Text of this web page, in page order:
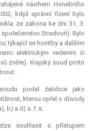
návrhem Honebního
když správní řízení bylo
ze zákona ke dni 31. 3.
Stradouň). Bylo
týkající se honitby a dalšími
elektrickým vedením či
zvěře). Krajský soud proto
podal žalobce jako
kterou opřel o důvody
b) a d) s. ř. s.
souhlasit s přístupem